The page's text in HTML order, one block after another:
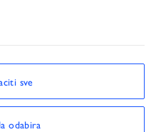
sve
odabira